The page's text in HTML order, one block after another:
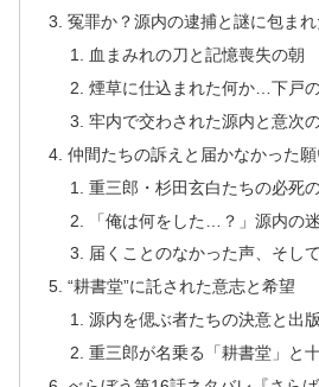
冤罪か？源内の逮捕と謎に包ま
血まみれの刀と記憶喪失の朝
煙草に仕込まれた何か…下戸
牢内で交わされた源内と意次
仲間たちの訴えと届かなかった
重三郎・杉田玄白たちの必死
「俺は何をした…？」源内の
届くことのなかった声、そし
“耕書堂”に託された意志と希望
源内を偲ぶ者たちの決意と出
重三郎が名乗る「耕書堂」と